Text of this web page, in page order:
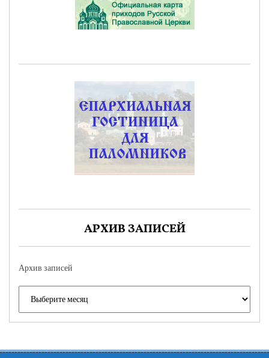
АРХИВ ЗАПИСЕЙ
Архив записей